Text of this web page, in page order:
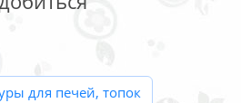
для печей, топок